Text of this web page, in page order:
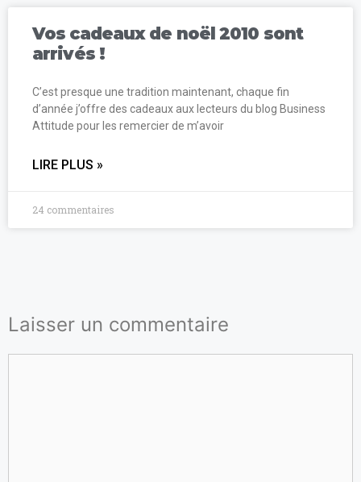
Vos cadeaux de noël 2010 sont
arrivés !
C’est presque une tradition maintenant, chaque fin
d’année j’offre des cadeaux aux lecteurs du blog Business
Attitude pour les remercier de m’avoir
LIRE PLUS »
24 commentaires
Laisser un commentaire